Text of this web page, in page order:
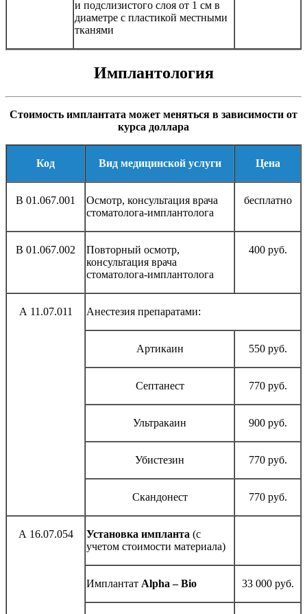
и подслизистого слоя от 1 см в
диаметре с пластикой местными
тканями
Имплантология
Стоимость имплантата может меняться в зависимости от
курса доллара
Код Вид медицинской услуги Цена
В 01.067.001
Осмотр, консультация врача
стоматолога-имплантолога
бесплатно
В 01.067.002
Повторный осмотр,
консультация врача
стоматолога-имплантолога
400 руб.
А 11.07.011 Анестезия препаратами:
Артикаин 550 руб.
Септанест 770 руб.
Ультракаин 900 руб.
Убистезин 770 руб.
Скандонест 770 руб.
А 16.07.054 Установка импланта (с
учетом стоимости материала)
Имплантат Alpha – Bio 33 000 руб.